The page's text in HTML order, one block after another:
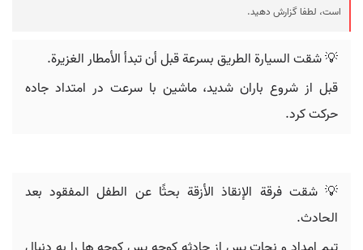
است، لطفا گزارش دهید.
💡 شقت السيارة الطريق بسرعة قبل أن تبدأ الأمطار الغزيرة.
قبل از شروع باران شدید، ماشین با سرعت در امتداد جاده
حرکت کرد.
💡 شقت فرقة الإنقاذ الأزقة بحثًا عن الطفل المفقود بعد
الحادث.